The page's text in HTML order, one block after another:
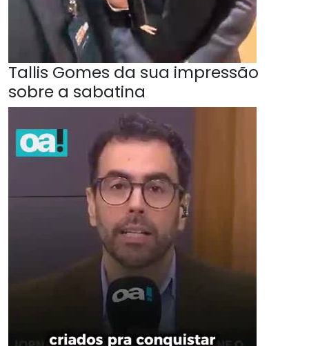
Tallis Gomes da sua impressão
sobre a sabatina